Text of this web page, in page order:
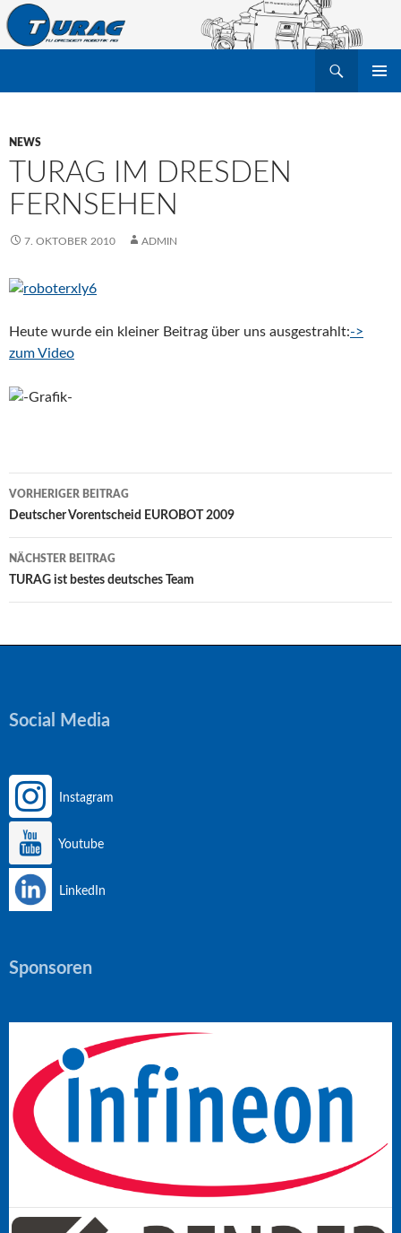
NEWS
TURAG IM DRESDEN
FERNSEHEN
7. OKTOBER 2010 ADMIN
Heute wurde ein kleiner Beitrag über uns ausgestrahlt:->
zum Video
Beitragsnavigation
VORHERIGER BEITRAG
Deutscher Vorentscheid EUROBOT 2009
NÄCHSTER BEITRAG
TURAG ist bestes deutsches Team
Social Media
Instagram
Youtube
LinkedIn
Sponsoren